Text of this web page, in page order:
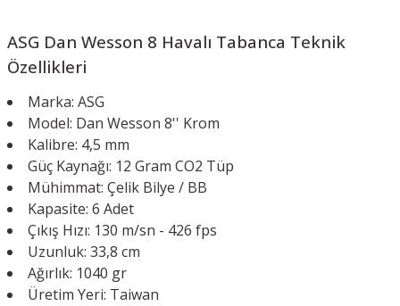
ASG Dan Wesson 8 Havalı Tabanca Teknik
Özellikleri
Marka: ASG
Model: Dan Wesson 8'' Krom
Kalibre: 4,5 mm
Güç Kaynağı: 12 Gram CO2 Tüp
Mühimmat: Çelik Bilye / BB
Kapasite: 6 Adet
Çıkış Hızı: 130 m/sn - 426 fps
Uzunluk: 33,8 cm
Ağırlık: 1040 gr
Üretim Yeri: Taiwan